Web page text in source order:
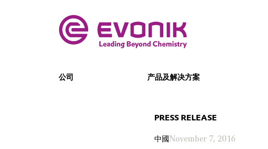
公司 产品及解决方案
PRESS RELEASE
中國November 7, 2016